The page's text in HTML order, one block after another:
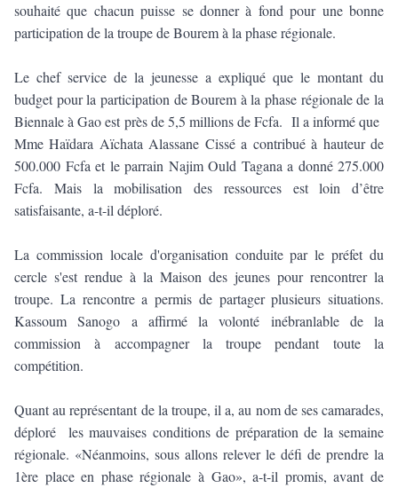
souhaité que chacun puisse se donner à fond pour une bonne
participation de la troupe de Bourem à la phase régionale.
Le chef service de la jeunesse a expliqué que le montant du
budget pour la participation de Bourem à la phase régionale de la
Biennale à Gao est près de 5,5 millions de Fcfa. Il a informé que
Mme Haïdara Aïchata Alassane Cissé a contribué à hauteur de
500.000 Fcfa et le parrain Najim Ould Tagana a donné 275.000
Fcfa. Mais la mobilisation des ressources est loin d’être
satisfaisante, a-t-il déploré.
La commission locale d'organisation conduite par le préfet du
cercle s'est rendue à la Maison des jeunes pour rencontrer la
troupe. La rencontre a permis de partager plusieurs situations.
Kassoum Sanogo a affirmé la volonté inébranlable de la
commission à accompagner la troupe pendant toute la
compétition.
Quant au représentant de la troupe, il a, au nom de ses camarades,
déploré les mauvaises conditions de préparation de la semaine
régionale. «Néanmoins, sous allons relever le défi de prendre la
1ère place en phase régionale à Gao», a-t-il promis, avant de